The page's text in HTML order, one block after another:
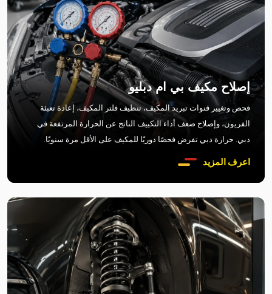
إصلاح مكيف بي ام دبليو
فحص وتغيير قنوات تبريد المكيف، تنظيف فلتر المكيف، إعادة تعبئة
الفريون، وإصلاح ضعف أداء التكييف الناتج عن الحرارة المرتفعة في
دبي. حرارة دبي تفرض فحصًا دوريًا للمكيف على الأقل مرة سنويًا.
اعرف المزيد